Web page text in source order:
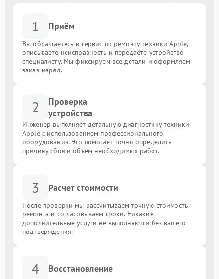
1 Приём
Вы обращаетесь в сервис по ремонту техники Apple,
описываете неисправность и передаёте устройство
специалисту. Мы фиксируем все детали и оформляем
заказ-наряд.
2
Проверка
устройства
Инженер выполняет детальную диагностику техники
Apple с использованием профессионального
оборудования. Это помогает точно определить
причину сбоя и объём необходимых работ.
3 Расчет стоимости
После проверки мы рассчитываем точную стоимость
ремонта и согласовываем сроки. Никакие
дополнительные услуги не выполняются без вашего
подтверждения.
4 Восстановление